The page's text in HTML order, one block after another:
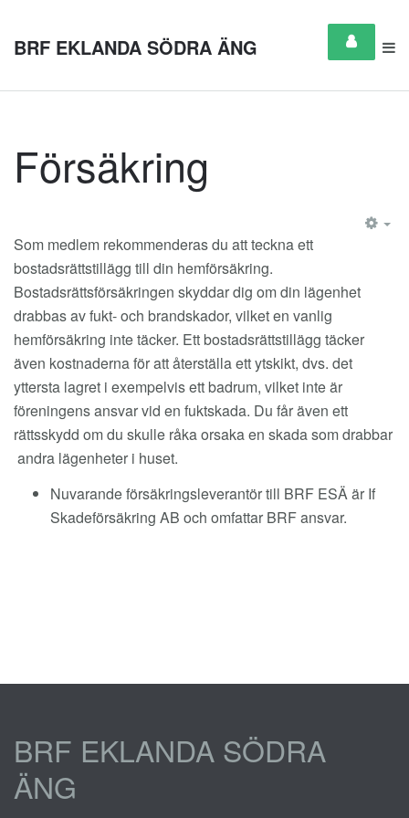
BRF EKLANDA SÖDRA ÄNG
Försäkring
Som medlem rekommenderas du att teckna ett
bostadsrättstillägg till din hemförsäkring.
Bostadsrättsförsäkringen skyddar dig om din lägenhet
drabbas av fukt- och brandskador, vilket en vanlig
hemförsäkring inte täcker. Ett bostadsrättstillägg täcker
även kostnaderna för att återställa ett ytskikt, dvs. det
yttersta lagret i exempelvis ett badrum, vilket inte är
föreningens ansvar vid en fuktskada. Du får även ett
rättsskydd om du skulle råka orsaka en skada som drabbar
andra lägenheter i huset.
Nuvarande försäkringsleverantör till BRF ESÄ är If
Skadeförsäkring AB och omfattar BRF ansvar.
BRF EKLANDA SÖDRA
ÄNG